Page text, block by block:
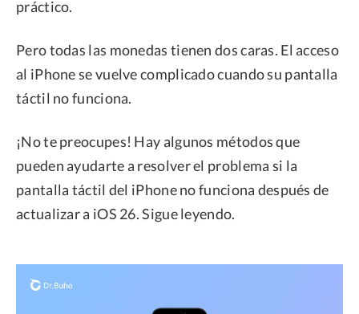
práctico.
Pero todas las monedas tienen dos caras. El acceso
al iPhone se vuelve complicado cuando su pantalla
táctil no funciona.
¡No te preocupes! Hay algunos métodos que
pueden ayudarte a resolver el problema si la
pantalla táctil del iPhone no funciona después de
actualizar a iOS 26. Sigue leyendo.